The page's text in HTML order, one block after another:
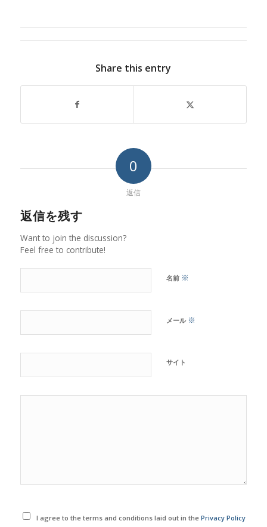
Share this entry
0
返信
返信を残す
Want to join the discussion?
Feel free to contribute!
名前 ※
メール ※
サイト
I agree to the terms and conditions laid out in thePrivacy Policy